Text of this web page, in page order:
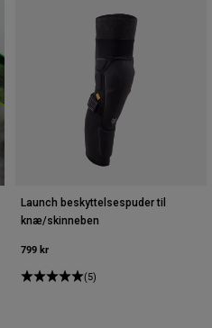
Launch beskyttelsespuder til
knæ/skinneben
799 kr
(5)